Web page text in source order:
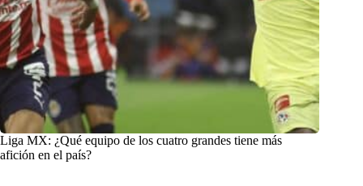
Liga MX: ¿Qué equipo de los cuatro grandes tiene más
afición en el país?